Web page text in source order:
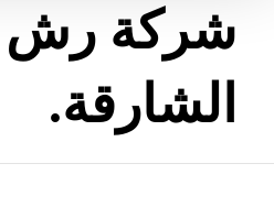
شركة رش
الشارقة.